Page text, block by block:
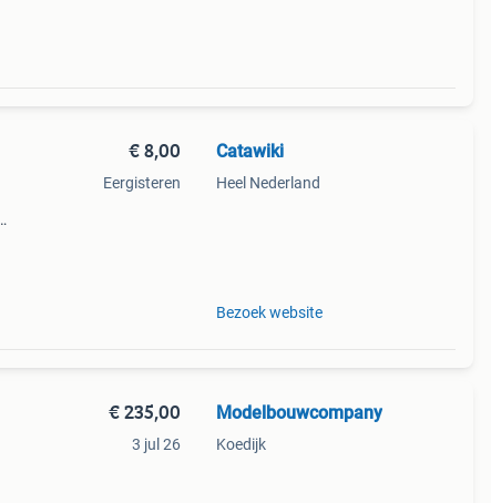
€ 8,00
Eergisteren
Catawiki
Heel Nederland
Bezoek website
€ 235,00
3 jul 26
Modelbouwcompany
Koedijk